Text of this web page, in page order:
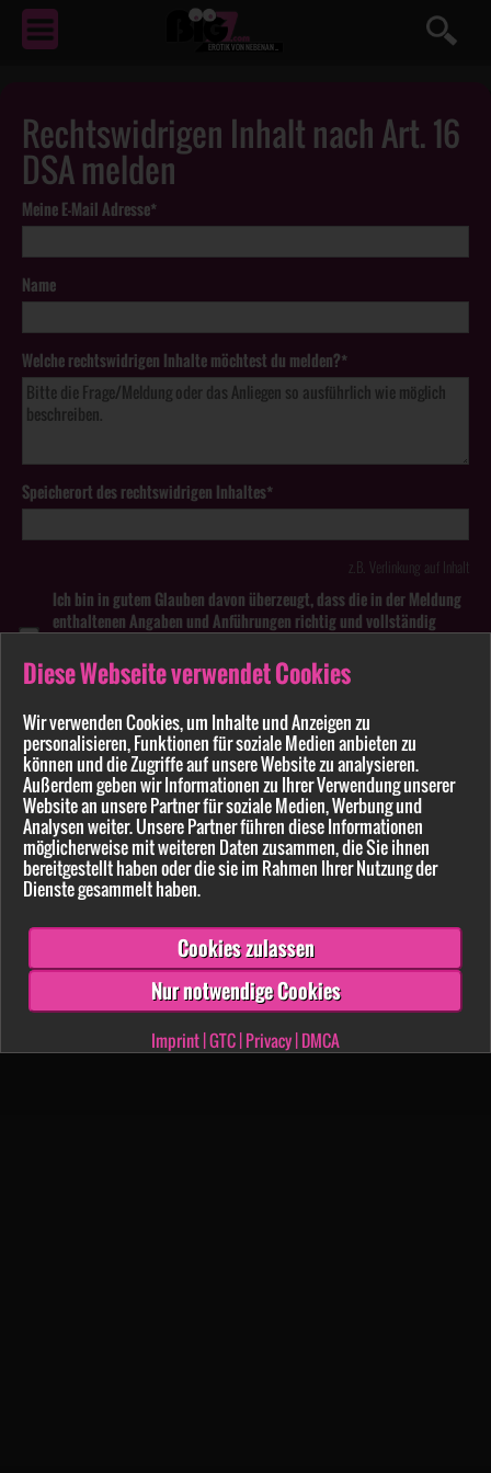
Diese Webseite verwendet Cookies
Wir verwenden Cookies, um Inhalte und Anzeigen zu
personalisieren, Funktionen für soziale Medien anbieten zu
können und die Zugriffe auf unsere Website zu analysieren.
Außerdem geben wir Informationen zu Ihrer Verwendung unserer
Website an unsere Partner für soziale Medien, Werbung und
Analysen weiter. Unsere Partner führen diese Informationen
möglicherweise mit weiteren Daten zusammen, die Sie ihnen
bereitgestellt haben oder die sie im Rahmen Ihrer Nutzung der
Dienste gesammelt haben.
Cookies zulassen
Nur notwendige Cookies
Imprint|GTC|Privacy|DMCA
EROTIKVON NEBENAN ...
Rechtswidrigen Inhalt nach Art. 16
DSA melden
Meine E-Mail Adresse*
Name
Welche rechtswidrigen Inhalte möchtest du melden?*
Speicherort des rechtswidrigen Inhaltes*
z.B. Verlinkung auf Inhalt
Ich bin in gutem Glauben davon überzeugt, dass die in der Meldung
enthaltenen Angaben und Anführungen richtig und vollständig
rechtswidrigen Inhalten können strafbar sein.
Pflichtfelder sind mit * markiert
Bitte beachten Sie unsereDatenschutzerklärung.